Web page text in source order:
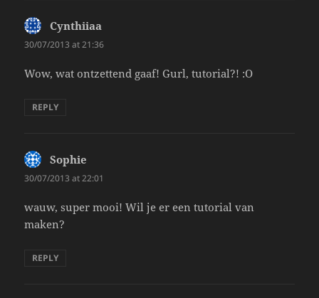
Cynthiiaa
30/07/2013 at 21:36
Wow, wat ontzettend gaaf! Gurl, tutorial?! :O
REPLY
Sophie
30/07/2013 at 22:01
wauw, super mooi! Wil je er een tutorial van
maken?
REPLY